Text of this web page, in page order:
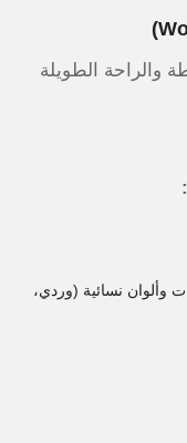
والراحة الطويلة
وألوان نسائية (وردي،